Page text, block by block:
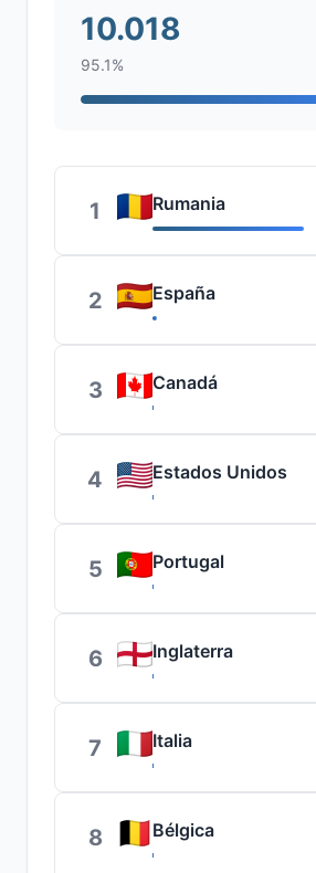
10.018
95.1%
1 Rumania
2 España
3 Canadá
4 Estados Unidos
5 Portugal
6 Inglaterra
7 Italia
8 Bélgica